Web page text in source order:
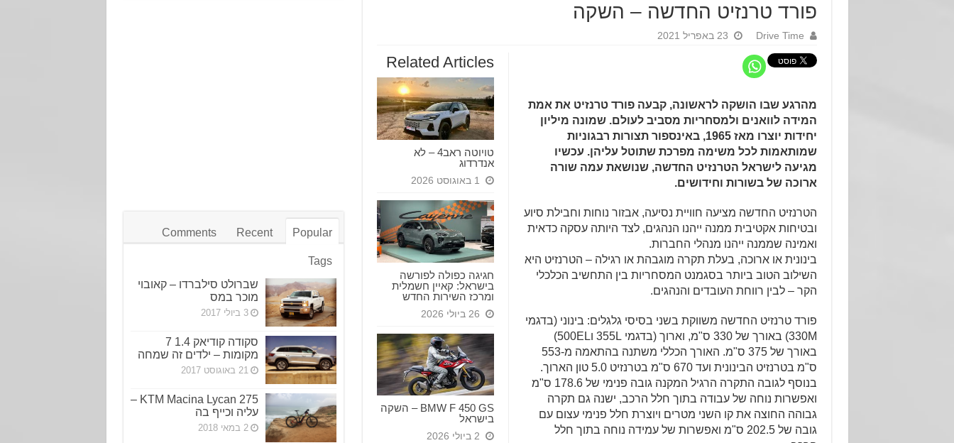
פורד טרנזיט החדשה – השקה
Drive Time 23 באפריל 2021
Related Articles
טויוטה ראב4 – לא
אנדרדוג
1 באוגוסט 2026
חגיגה כפולה לפורשה
בישראל: קאיין חשמלית
ומרכז השירות החדש
26 ביולי 2026
BMW F 450 GS – השקה
בישראל
2 ביולי 2026
מהרגע שבו הושקה לראשונה, קבעה פורד טרנזיט את אמת
המידה לוואנים ולמסחריות מסביב לעולם. שמונה מיליון
יחידות יוצרו מאז 1965, באינספור תצורות רבגוניות
שמותאמות לכל משימה מפרכת שתוטל עליהן. עכשיו
מגיעה לישראל הטרנזיט החדשה, שנושאת עמה שורה
ארוכה של בשורות וחידושים.
הטרנזיט החדשה מציעה חוויית נסיעה, אבזור נוחות וחבילת סיוע
ובטיחות אקטיבית ממנה ייהנו הנהגים, לצד היותה עסקה כדאית
ואמינה שממנה ייהנו מנהלי החברות.
בינונית או ארוכה, בעלת תקרה מוגבהת או רגילה – הטרנזיט היא
השילוב הטוב ביותר בסגמנט המסחריות בין התחשיב הכלכלי
הקר – לבין רווחת העובדים והנהגים.
פורד טרנזיט החדשה משווקת בשני בסיסי גלגלים: בינוני (בדגמי
330M) באורך של 330 ס"מ, וארוך (בדגמי 355L ו500EL)
באורך של 375 ס"מ. האורך הכללי משתנה בהתאמה מ-553
ס"מ בטרנזיט הבינונית ועד 670 ס"מ בטרנזיט 5.0 טון הארוך.
בנוסף לגובה התקרה הרגיל המקנה גובה פנימי של 178.6 ס"מ
ואפשרות נוחה של עבודה בתוך חלל הרכב, ישנה גם תקרה
גבוהה החוצה את קו השני מטרים ויוצרת חלל פנימי עצום עם
גובה של 202.5 ס"מ ואפשרות של עמידה נוחה בתוך חלל
Popular
Recent
Comments
Tags
שברולט סילברדו – קאובוי
מוכר במס
3 ביולי 2017
סקודה קודיאק 1.4 7
מקומות – ילדים זה שמחה
21 באוגוסט 2017
KTM Macina Lycan 275 –
עליה וכייף בה
2 במאי 2018